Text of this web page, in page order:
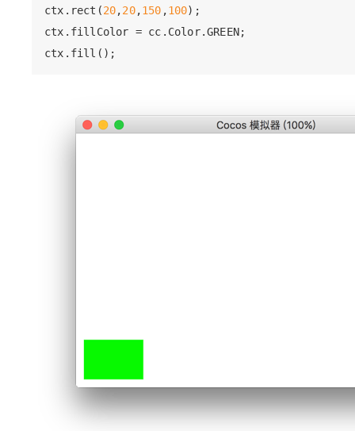
ctx.rect(20,20,150 ,100);
ctx.fillColor = cc.Color.GREEN;